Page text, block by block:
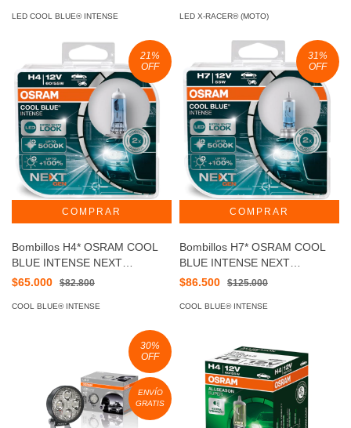
LED COOL BLUE® INTENSE LED X-RACER® (MOTO)
21%
OFF
Bombillos H4* OSRAM COOL
BLUE INTENSE NEXT
GENERATION
$65.000 $82.800
COOL BLUE® INTENSE
31%
OFF
Bombillos H7* OSRAM COOL
BLUE INTENSE NEXT
GENERATION
$86.500 $125.000
COOL BLUE® INTENSE
30%
OFF
ENVÍO
GRATIS